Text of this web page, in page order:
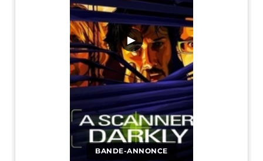
BANDE-ANNONCE
▶